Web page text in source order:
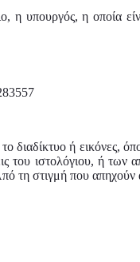
η υπουργός, η οποία
διαδίκτυο ή
του ιστολόγιου, ή
τη στιγμή που απηχούν